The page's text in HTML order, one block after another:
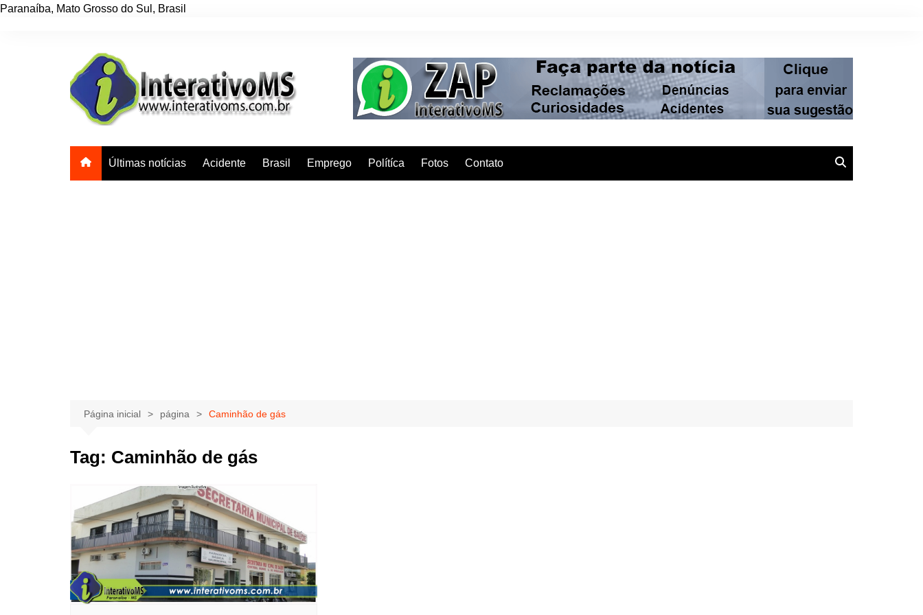
Paranaíba, Mato Grosso do Sul , Brasil
Últimas notícias Acidente Brasil Emprego Polítíca Fotos Contato
Página inicial página Caminhão de gás
Tag: Caminhão de gás